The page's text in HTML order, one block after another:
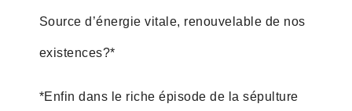
Source d’énergie vitale, renouvelable de nos
existences?*
*Enfin dans le riche épisode de la sépulture